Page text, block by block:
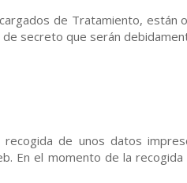
de Tratamiento, están
secreto que serán
de unos datos
En el momento de la